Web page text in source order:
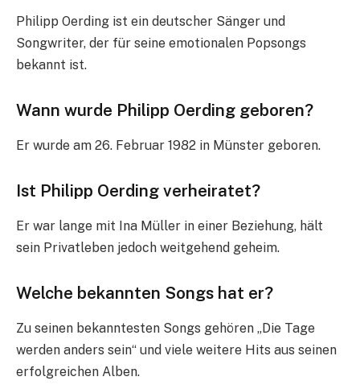
Philipp Oerding ist ein deutscher Sänger und
Songwriter, der für seine emotionalen Popsongs
bekannt ist.
Wann wurde Philipp Oerding geboren?
Er wurde am 26. Februar 1982 in Münster geboren.
Ist Philipp Oerding verheiratet?
Er war lange mit Ina Müller in einer Beziehung, hält
sein Privatleben jedoch weitgehend geheim.
Welche bekannten Songs hat er?
Zu seinen bekanntesten Songs gehören „Die Tage
werden anders sein“ und viele weitere Hits aus seinen
erfolgreichen Alben.